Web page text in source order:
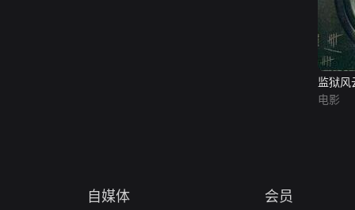
监狱风
电影
自媒体 会员